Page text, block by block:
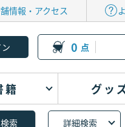
情報・アクセス
0 点
籍 グッ
詳細検索